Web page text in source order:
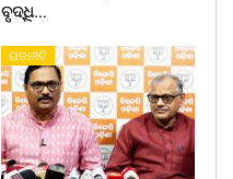
ବୃଦ୍ଧି…
ରାଜନୀତି